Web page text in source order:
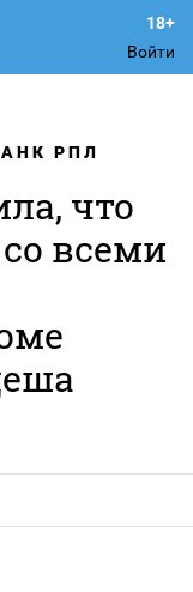
Войти
РПЛ
что
всеми